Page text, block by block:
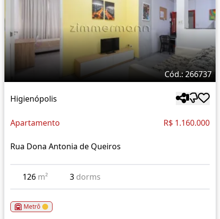
Cód.: 266737
Higienópolis
Apartamento R$ 1.160.000
Rua Dona Antonia de Queiros
126 m² 3 dorms
Metrô